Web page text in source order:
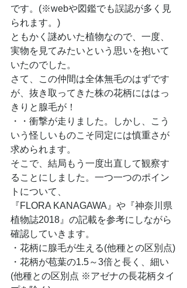
です。(※webや図鑑でも誤認が多く見
られます。)
ともかく謎めいた植物なので、一度、
実物を見てみたいという思いを抱いて
いたのでした。
さて、この仲間は全体無毛のはずです
が、抜き取ってきた株の花柄にははっ
きりと腺毛が！
・・衝撃が走りました。しかし、こう
いう怪しいものこそ同定には慎重さが
求められます。
そこで、結局もう一度出直して観察す
ることにしました。一つ一つのポイン
トについて、
『FLORA KANAGAWA』や『神奈川県
植物誌2018』の記載を参考にしながら
確認していきます。
・花柄に腺毛が生える(他種との区別点)
・花柄が苞葉の1.5～3倍と長く、細い
(他種との区別点 ※アゼナの長花柄タイ